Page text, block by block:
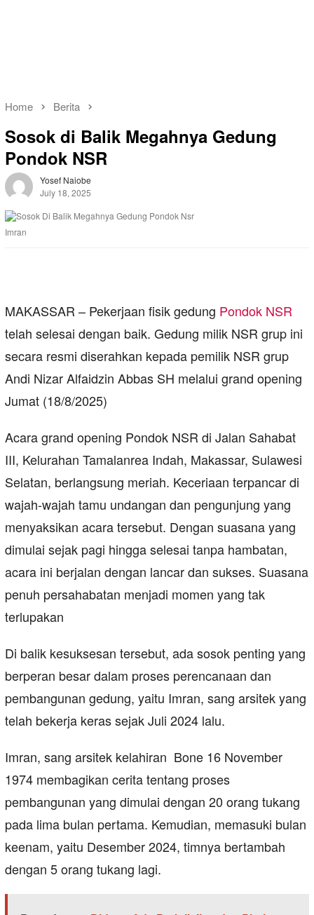
Home Berita
Sosok di Balik Megahnya Gedung
Pondok NSR
Yosef Naiobe
July 18, 2025
Imran
MAKASSAR – Pekerjaan fisik gedung Pondok NSR
telah selesai dengan baik. Gedung milik NSR grup ini
secara resmi diserahkan kepada pemilik NSR grup
Andi Nizar Alfaidzin Abbas SH melalui grand opening
Jumat (18/8/2025)
Acara grand opening Pondok NSR di Jalan Sahabat
III, Kelurahan Tamalanrea Indah, Makassar, Sulawesi
Selatan, berlangsung meriah. Keceriaan terpancar di
wajah-wajah tamu undangan dan pengunjung yang
menyaksikan acara tersebut. Dengan suasana yang
dimulai sejak pagi hingga selesai tanpa hambatan,
acara ini berjalan dengan lancar dan sukses. Suasana
penuh persahabatan menjadi momen yang tak
terlupakan
Di balik kesuksesan tersebut, ada sosok penting yang
berperan besar dalam proses perencanaan dan
pembangunan gedung, yaitu Imran, sang arsitek yang
telah bekerja keras sejak Juli 2024 lalu.
Imran, sang arsitek kelahiran Bone 16 November
1974 membagikan cerita tentang proses
pembangunan yang dimulai dengan 20 orang tukang
pada lima bulan pertama. Kemudian, memasuki bulan
keenam, yaitu Desember 2024, timnya bertambah
dengan 5 orang tukang lagi.